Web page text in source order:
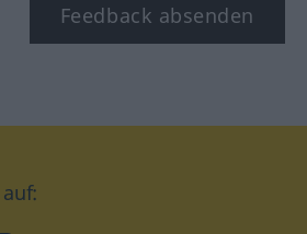
Feedback absenden